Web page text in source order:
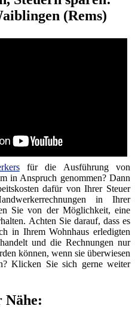
(Rems)
für die Ausführung von
in Anspruch genommen? Dann
dafür von Ihrer Steuer
in Ihrer
Sie von der Möglichkeit, eine
Achten Sie darauf, dass es
in Ihrem Wohnhaus erledigten
handelt und die Rechnungen nur
können, wenn sie überwiesen
Klicken Sie sich gerne weiter